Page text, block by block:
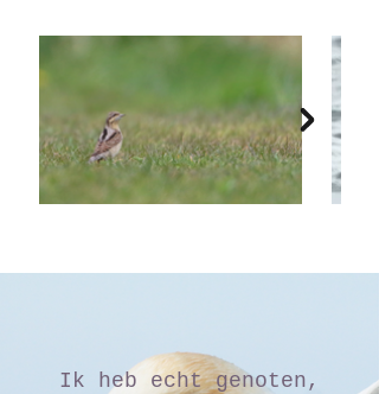
Ik heb echt genoten,